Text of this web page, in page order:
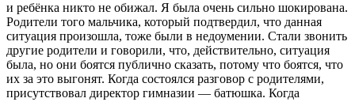
и ребёнка никто не обижал. Я была очень сильно шокирована.
Родители того мальчика, который подтвердил, что данная
ситуация произошла, тоже были в недоумении. Стали звонить
другие родители и говорили, что, действительно, ситуация
была, но они боятся публично сказать, потому что боятся, что
их за это выгонят. Когда состоялся разговор с родителями,
присутствовал директор гимназии — батюшка. Когда